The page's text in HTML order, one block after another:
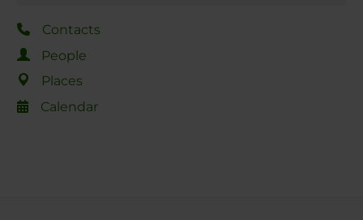
Contacts
People
Places
Calendar